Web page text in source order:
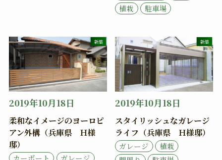
植栽
駐車場
新築
2019年10月18日
柔和なイメージのヨーロピ
アン外構（兵庫県 Ｈ様
邸）
カーポート
ガレージ
新築
2019年10月18日
スタイリッシュなガレージ
ライフ（兵庫県 Ｈ様邸）
ガレージ
植栽